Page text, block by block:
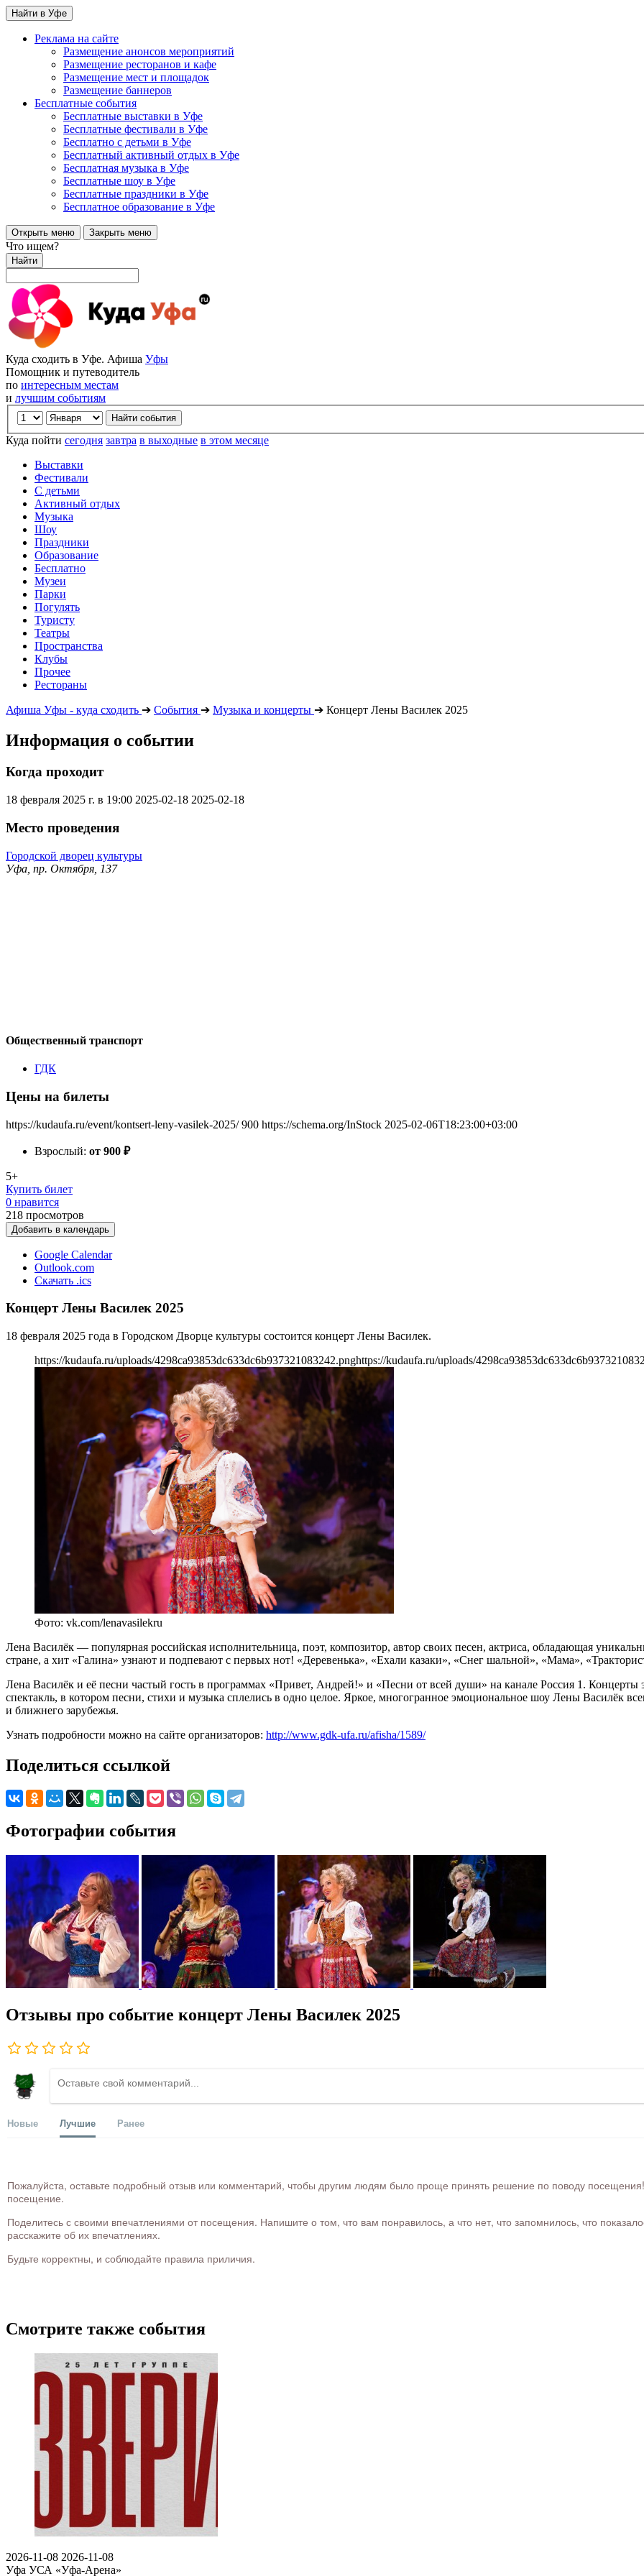
Найти в Уфе
Реклама на сайте
Размещение анонсов мероприятий
Размещение ресторанов и кафе
Размещение мест и площадок
Размещение баннеров
Бесплатные события
Бесплатные выставки в Уфе
Бесплатные фестивали в Уфе
Бесплатно с детьми в Уфе
Бесплатный активный отдых в Уфе
Бесплатная музыка в Уфе
Бесплатные шоу в Уфе
Бесплатные праздники в Уфе
Бесплатное образование в Уфе
Открыть меню Закрыть меню
Что ищем?
Найти
Куда сходить в Уфе. Афиша Уфы
Помощник и путеводитель
по интересным местам
и лучшим событиям
Куда пойти сегодня завтра в выходные в этом месяце
Выставки
Фестивали
С детьми
Активный отдых
Музыка
Шоу
Праздники
Образование
Бесплатно
Музеи
Парки
Погулять
Туристу
Театры
Пространства
Клубы
Прочее
Рестораны
Афиша Уфы - куда сходить ➔ События ➔ Музыка и концерты ➔ Концерт Лены Василек 2025
Информация о событии
Когда проходит
18 февраля 2025 г. в 19:00 2025-02-18 2025-02-18
Место проведения
Городской дворец культуры
Уфа, пр. Октября, 137
Общественный транспорт
ГДК
Цены на билеты
https://kudaufa.ru/event/kontsert-leny-vasilek-2025/ 900 https://schema.org/InStock 2025-02-06T18:23:00+03:00
Взрослый: от 900 ₽
5+
Купить билет
0 нравится
218 просмотров
Добавить в календарь
Google Calendar
Outlook.com
Скачать .ics
Концерт Лены Василек 2025
18 февраля 2025 года в Городском Дворце культуры состоится концерт Лены Василек.
https://kudaufa.ru/uploads/4298ca93853dc633dc6b937321083242.pnghttps://kudaufa.ru/uploads/
Фото: vk.com/lenavasilekru
Лена Василёк — популярная российская исполнительница, поэт, композитор, автор своих песен, актриса, обладающая
стране, а хит «Галина» узнают и подпевают с первых нот! «Деревенька», «Ехали казаки», «Снег шальной», «Мама»,
Лена Василёк и её песни частый гость в программах «Привет, Андрей!» и «Песни от всей души» на канале Россия 1.
спектакль, в котором песни, стихи и музыка сплелись в одно целое. Яркое, многогранное эмоциональное шоу Лены Василёк
и ближнего зарубежья.
Узнать подробности можно на сайте организаторов: http://www.gdk-ufa.ru/afisha/1589/
Поделиться ссылкой
Фотографии события
Отзывы про событие концерт Лены Василек 2025
Новые Лучшие Ранее
Пожалуйста, оставьте подробный отзыв или комментарий, чтобы другим людям было проще принять решение по поводу посещения!
посещение.
Поделитесь с своими впечатлениями от посещения. Напишите о том, что вам понравилось, а что нет, что запомнилось, что
расскажите об их впечатлениях.
Будьте корректны, и соблюдайте правила приличия.
Смотрите также события
2026-11-08 2026-11-08
Уфа УСА «Уфа-Арена»